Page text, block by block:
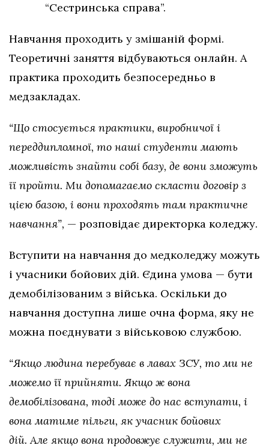
“Сестринська справа”.
Навчання проходить у змішаній формі.
Теоретичні заняття відбуваються онлайн. А
практика проходить безпосередньо в
медзакладах.
“Що стосується практики, виробничої і
переддипломної, то наші студенти мають
можливість знайти собі базу, де вони зможуть
її пройти. Ми допомагаємо скласти договір з
цією базою, і вони проходять там практичне
навчання”, — розповідає директорка коледжу.
Вступити на навчання до медколеджу можуть
і учасники бойових дій. Єдина умова — бути
демобілізованим з війська. Оскільки до
навчання доступна лише очна форма, яку не
можна поєднувати з військовою службою.
“Якщо людина перебуває в лавах ЗСУ, то ми не
можемо її прийняти. Якщо ж вона
демобілізована, тоді може до нас вступати, і
вона матиме пільги, як учасник бойових
дій. Але якщо вона продовжує служити, ми не